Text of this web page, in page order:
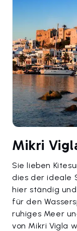
Mikri
Sie lieben
dies der ideale
hier ständig
für den
ruhiges Meer
von Mikri Vigla